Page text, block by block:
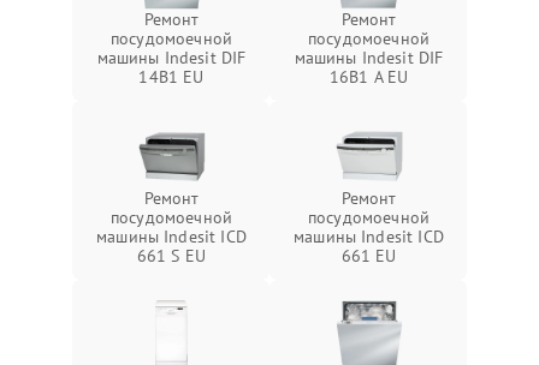
Ремонт
посудомоечной
машины Indesit DIF
14B1 EU
Ремонт
посудомоечной
машины Indesit DIF
16B1 A EU
Ремонт
посудомоечной
машины Indesit ICD
661 S EU
Ремонт
посудомоечной
машины Indesit ICD
661 EU